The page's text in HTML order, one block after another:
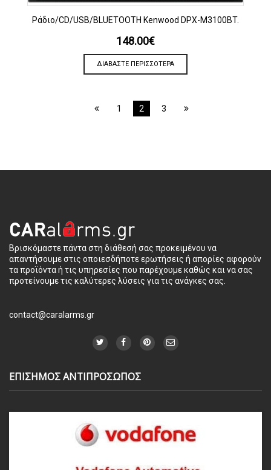
Ράδιο/CD/USB/BLUETOOTH Kenwood DPX-M3100BT.
148.00€
ΔΙΑΒΆΣΤΕ ΠΕΡΙΣΣΌΤΕΡΑ
1 2 3
Βρισκόμαστε πάντα στη διάθεσή σας προκειμένου να
απαντήσουμε στις οποιεσδήποτε ερωτήσεις ή απορίες αφορούν
τα προϊόντα ή τις υπηρεσίες που παρέχουμε καθώς και να σας
προτείνουμε τις καλύτερες λύσεις για τις ανάγκες σας.
contact@caralarms.gr
ΕΠΙΣΗΜΟΣ ΑΝΤΙΠΡΟΣΩΠΟΣ